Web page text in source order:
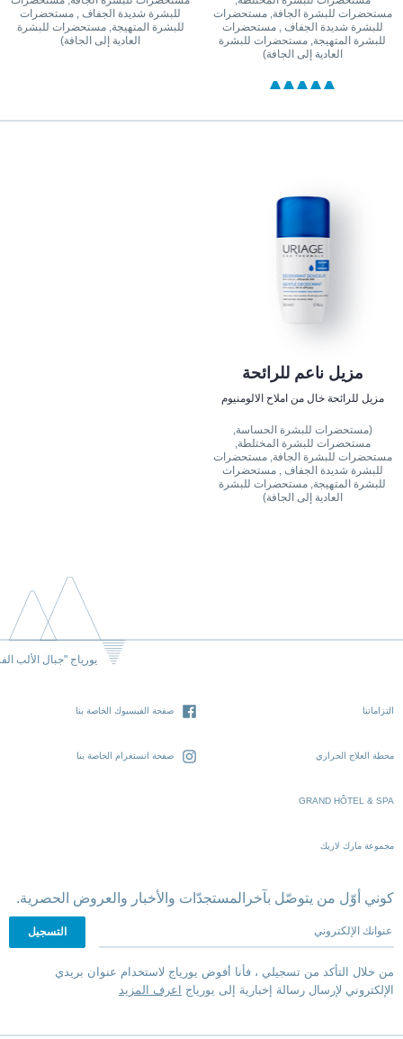
مستحضرات للبشرة الجافة, مستحضرات
للبشرة شديدة الجفاف , مستحضرات
للبشرة المتهيجة, مستحضرات للبشرة
العادية إلى الجافة)
للبشرة شديدة الجفاف , مستحضرات
للبشرة المتهيجة, مستحضرات للبشرة
العادية إلى الجافة)
مزيل ناعم للرائحة
مزيل للرائحة خال من املاح الالومنيوم
(مستحضرات للبشرة الحساسة,
مستحضرات للبشرة المختلطة,
مستحضرات للبشرة الجافة, مستحضرات
للبشرة شديدة الجفاف , مستحضرات
للبشرة المتهيجة, مستحضرات للبشرة
العادية إلى الجافة)
يورياج "جبال الألب
التزاماتنا
محطة العلاج الحراري
GRAND HÔTEL & SPA
مجموعة مارك لاريك
صفحة الفيسبوك الخاصة بنا
صفحة انستغرام الخاصة بنا
كوني أوّل من يتوصّل بآخرالمستجدّات والأخبار والعروض الحصرية.
عنوانك الإلكتروني
من خلال التأكد من تسجيلي ، فأنا أفوض يورياج لاستخدام عنوان بريدي
الإلكتروني لإرسال رسالة إخبارية إلى يورياج
اعرف المزيد